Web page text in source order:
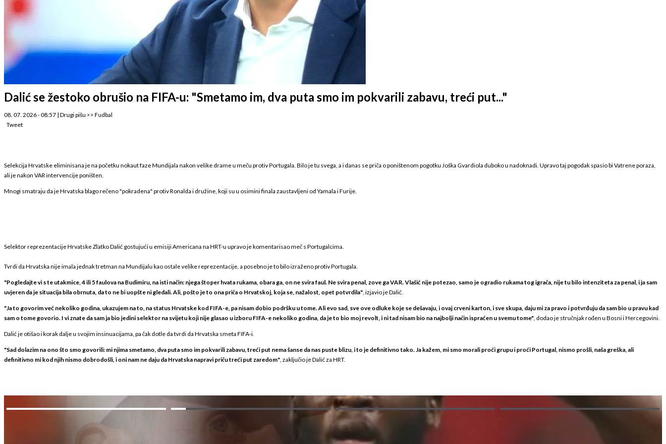
Dalić se žestoko obrušio na FIFA-u: "Smetamo im, dva puta smo im pokvarili zabavu, treći put..."
08. 07. 2026 - 08:57 | Drugi pišu >> Fudbal
Tweet
Selekcija Hrvatske eliminisana je na početku nokaut faze Mundijala nakon velike drame u meču protiv Portugala. Bilo je tu svega, a i danas se priča o poništenom pogotku Joška Gvardiola duboko u nadoknadi. Upravo taj pogodak spasio bi Vatrene poraza,
ali je nakon VAR intervencije poništen.
Mnogi smatraju da je Hrvatska blago rečeno "pokradena" protiv Ronalda i družine, koji su u osimini finala zaustavljeni od Yamala i Furije.
Selektor reprezentacije Hrvatske Zlatko Dalić gostujući u emisiji Americana na HRT-u upravo je komentarisao meč s Portugalcima.
Tvrdi da Hrvatska nije imala jednak tretman na Mundijalu kao ostale velike reprezentacije, a posebno je to bilo izraženo protiv Portugala.
"Pogledajte vi s te utakmice, 4 ili 5 faulova na Budimiru, na isti način: njega štoper hvata rukama, obara ga, on ne svira faul. Ne svira penal, zove ga VAR. Vlašić nije potezao, samo je ogradio rukama tog igrača, nije tu bilo intenziteta za penal, i ja sam
uvjeren da je situacija bila obrnuta, da to ne bi uopšte ni gledali. Ali, pošto je to ona priča o Hrvatskoj, koja se, nažalost, opet potvrdila", izjavio je Dalić.
"Ja to govorim već nekoliko godina, ukazujem na to, na status Hrvatske kod FIFA-e, pa nisam dobio podršku u tome. Ali evo sad, sve ove odluke koje se dešavaju, i ovaj crveni karton, i sve skupa, daju mi za pravo i potvrđuju da sam bio u pravu kad
sam o tome govorio. I vi znate da sam ja bio jedini selektor na svijetu koji nije glasao u izboru FIFA-e nekoliko godina, da je to bio moj revolt, i ni tad nisam bio na najbolji način ispraćen u svemu tome", dodao je stručnjak rođen u Bosni i Hercegovini.
Dalić je otišao i korak dalje u svojim insinuacijama, pa čak dotle da tvrdi da Hrvatska smeta FIFA-i.
"Sad dolazim na ono što smo govorili: mi njima smetamo, dva puta smo im pokvarili zabavu, treći put nema šanse da nas puste blizu, i to je definitivno tako. Ja kažem, mi smo morali proći grupu i proći Portugal, nismo prošli, naša greška, ali
definitivno mi kod njih nismo dobrodošli, i oni nam ne daju da Hrvatska napravi priču treći put zaredom", zaključio je Dalić za HRT.